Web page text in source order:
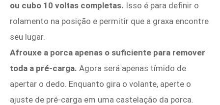
ou cubo 10 voltas completas. Isso é para definir o
rolamento na posição e permitir que a graxa encontre
seu lugar.
Afrouxe a porca apenas o suficiente para remover
toda a pré-carga. Agora será apenas tímido de
apertar o dedo. Enquanto gira o volante, aperte o
ajuste de pré-carga em uma castelação da porca.